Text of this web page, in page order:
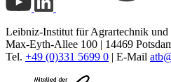
Leibniz-Institut für Agrartechnik
Max-Eyth-Allee 100 | 14469
Tel. +49 (0)331 5699 0 | E-Mail